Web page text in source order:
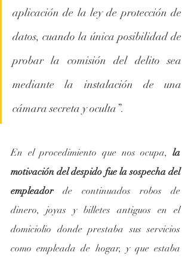
aplicación de la ley de protección de
datos, cuando la única posibilidad de
probar la comisión del delito sea
mediante la instalación de una
cámara secreta y oculta”.
En el procedimiento que nos ocupa, la
motivación del despido fue la sospecha del
empleador de continuados robos de
dinero, joyas y billetes antiguos en el
domiciolio donde prestaba sus servicios
como empleada de hogar, y que estaba